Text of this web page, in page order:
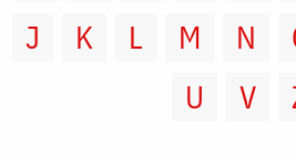
J
K L M N
U
V